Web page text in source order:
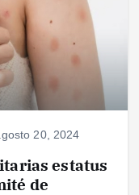
20, 2024
estatus
de